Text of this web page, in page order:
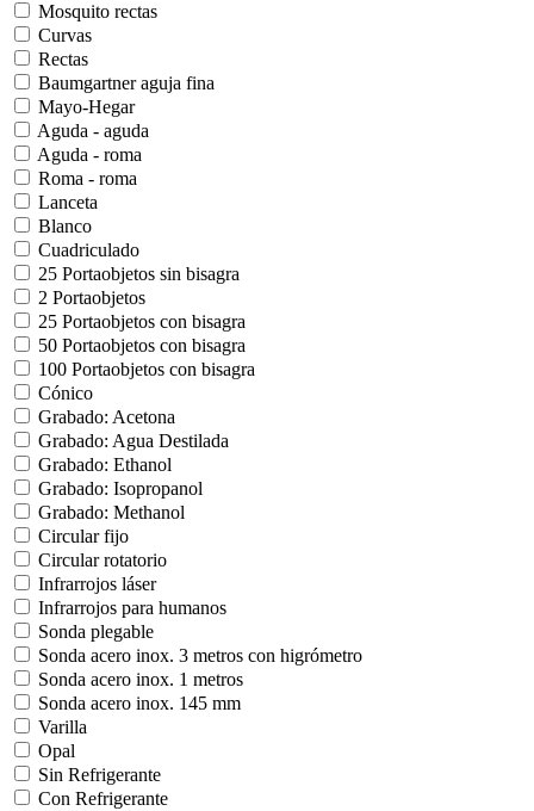
Mosquito rectas
Curvas
Rectas
Baumgartner aguja fina
Mayo-Hegar
Aguda - aguda
Aguda - roma
Roma - roma
Lanceta
Blanco
Cuadriculado
25 Portaobjetos sin bisagra
2 Portaobjetos
25 Portaobjetos con bisagra
50 Portaobjetos con bisagra
100 Portaobjetos con bisagra
Cónico
Grabado: Acetona
Grabado: Agua Destilada
Grabado: Ethanol
Grabado: Isopropanol
Grabado: Methanol
Circular fijo
Circular rotatorio
Infrarrojos láser
Infrarrojos para humanos
Sonda plegable
Sonda acero inox. 3 metros con higrómetro
Sonda acero inox. 1 metros
Sonda acero inox. 145 mm
Varilla
Opal
Sin Refrigerante
Con Refrigerante